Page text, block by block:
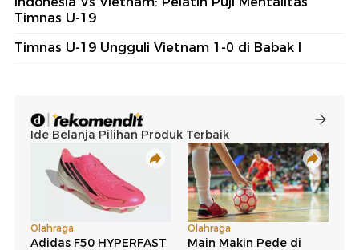
Timnas U-19
Timnas U-19 Ungguli Vietnam 1-0 di Babak I